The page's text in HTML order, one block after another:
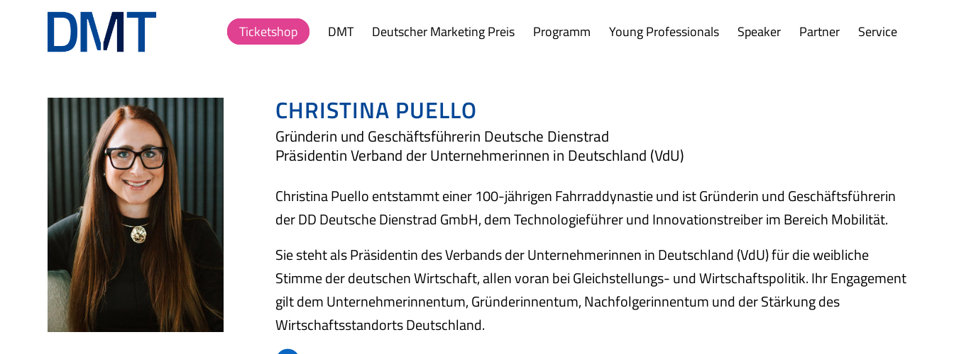
Ticketshop DMT Deutscher Marketing Preis Programm Young Professionals Speaker Partner Service
CHRISTINA PUELLO
Gründerin und Geschäftsführerin Deutsche Dienstrad
Präsidentin Verband der Unternehmerinnen in Deutschland (VdU)
Christina Puello entstammt einer 100-jährigen Fahrraddynastie und ist Gründerin und Geschäftsführerin
der DD Deutsche Dienstrad GmbH, dem Technologieführer und Innovationstreiber im Bereich Mobilität.
Sie steht als Präsidentin des Verbands der Unternehmerinnen in Deutschland (VdU) für die weibliche
Stimme der deutschen Wirtschaft, allen voran bei Gleichstellungs- und Wirtschaftspolitik. Ihr Engagement
gilt dem Unternehmerinnentum, Gründerinnentum, Nachfolgerinnentum und der Stärkung des
Wirtschaftsstandorts Deutschland.